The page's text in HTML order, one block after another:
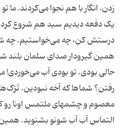
زدن. انگار با هم نجوا می‌کردند. ما
یک دفعه دیدیم سید هم شروع کرد
درستش کن، چه می‌خواستیم. چه
همین گیرودار صدای سلمان بلند
حالی بودی. تو بودی آب می‌خوردی!
رفتن؟ شماها که آخه نبودین.
معصوم و چشمهای ملتمس اونا رو
التماس آب آب شونو بشنوید.